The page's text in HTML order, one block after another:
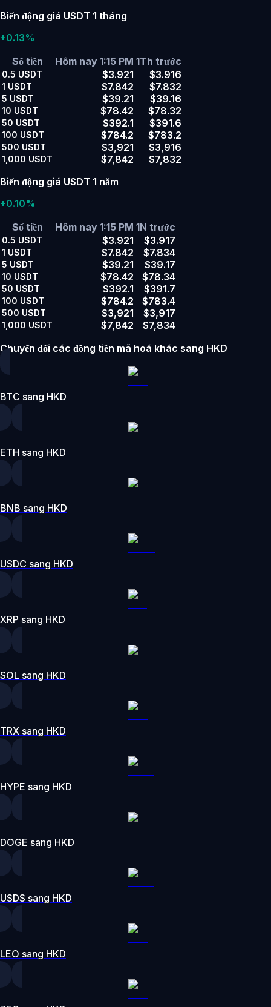
Biến động giá USDT 1 tháng
+0.13%
Số tiền
Hôm nay 1:15 PM 1Th trước
0.5 USDT $3.921 $3.916
1 USDT $7.842 $7.832
5 USDT $39.21 $39.16
10 USDT $78.42 $78.32
50 USDT $392.1 $391.6
100 USDT $784.2 $783.2
500 USDT $3,921 $3,916
1,000 USDT $7,842
$7,832
Biến động giá USDT 1 năm
+0.10%
Số tiền
Hôm nay 1:15 PM 1N trước
0.5 USDT $3.921 $3.917
1 USDT $7.842 $7.834
5 USDT $39.21 $39.17
10 USDT $78.42 $78.34
50 USDT $392.1 $391.7
100 USDT $784.2 $783.4
500 USDT $3,921 $3,917
1,000 USDT $7,842
$7,834
Chuyển đổi các đồng tiền mã hoá khác sang HKD
BTC sang HKD
ETH sang HKD
BNB sang HKD
USDC sang HKD
XRP sang HKD
SOL sang HKD
TRX sang HKD
HYPE sang HKD
DOGE sang HKD
USDS sang HKD
LEO sang HKD